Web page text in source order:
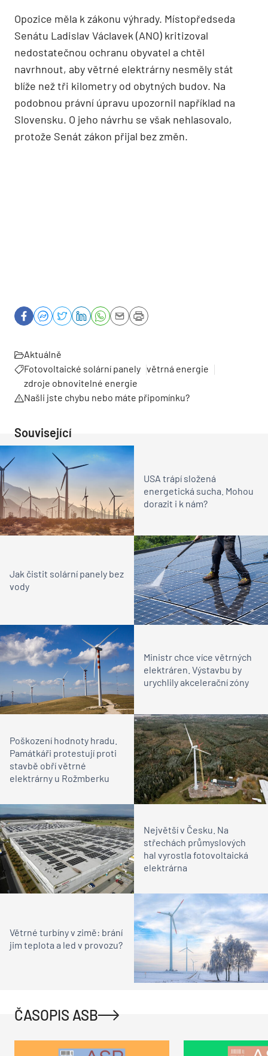
Opozice měla k zákonu výhrady. Místopředseda
Senátu Ladislav Václavek (ANO) kritizoval
nedostatečnou ochranu obyvatel a chtěl
navrhnout, aby větrné elektrárny nesměly stát
blíže než tři kilometry od obytných budov. Na
podobnou právní úpravu upozornil například na
Slovensku. O jeho návrhu se však nehlasovalo,
protože Senát zákon přijal bez změn.
Aktuálně
Fotovoltaické solární panely větrná energie
zdroje obnovitelné energie
Našli jste chybu nebo máte připomínku?
Související
USA trápí složená
energetická sucha. Mohou
dorazit i k nám?
Jak čistit solární panely bez
vody
Ministr chce více větrných
elektráren. Výstavbu by
urychlily akcelerační zóny
Poškození hodnoty hradu.
Památkáři protestují proti
stavbě obří větrné
elektrárny u Rožmberku
Největší v Česku. Na
střechách průmyslových
hal vyrostla fotovoltaická
elektrárna
Větrné turbíny v zimě: brání
jim teplota a led v provozu?
ČASOPIS ASB